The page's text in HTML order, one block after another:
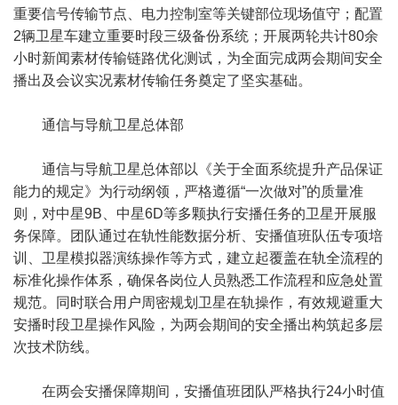
重要信号传输节点、电力控制室等关键部位现场值守；配置
2辆卫星车建立重要时段三级备份系统；开展两轮共计80余
小时新闻素材传输链路优化测试，为全面完成两会期间安全
播出及会议实况素材传输任务奠定了坚实基础。
通信与导航卫星总体部
通信与导航卫星总体部以《关于全面系统提升产品保证
能力的规定》为行动纲领，严格遵循“一次做对”的质量准
则，对中星9B、中星6D等多颗执行安播任务的卫星开展服
务保障。团队通过在轨性能数据分析、安播值班队伍专项培
训、卫星模拟器演练操作等方式，建立起覆盖在轨全流程的
标准化操作体系，确保各岗位人员熟悉工作流程和应急处置
规范。同时联合用户周密规划卫星在轨操作，有效规避重大
安播时段卫星操作风险，为两会期间的安全播出构筑起多层
次技术防线。
在两会安播保障期间，安播值班团队严格执行24小时值